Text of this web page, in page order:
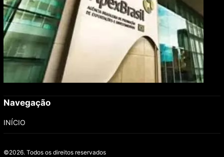
Navegação
INÍCIO
©2026. Todos os direitos reservados